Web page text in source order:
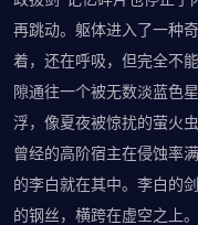
再跳动。躯体进入了一种
着，还在呼吸，但完全不
隙通往一个被无数淡蓝色
浮，像夏夜被惊扰的萤火
曾经的高阶宿主在侵蚀率
的李白就在其中。李白的
的钢丝，横跨在虚空之上